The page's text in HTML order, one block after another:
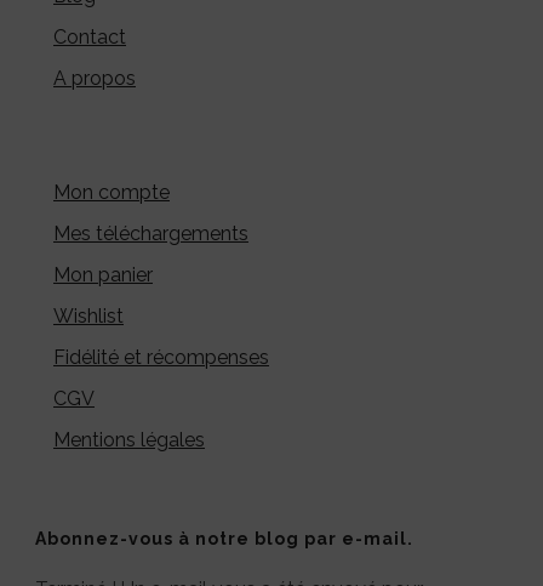
Contact
A propos
Mon compte
Mes téléchargements
Mon panier
Wishlist
Fidélité et récompenses
CGV
Mentions légales
Abonnez-vous à notre blog par e-mail.